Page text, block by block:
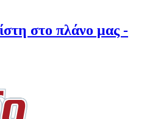
στο πλάνο μας -